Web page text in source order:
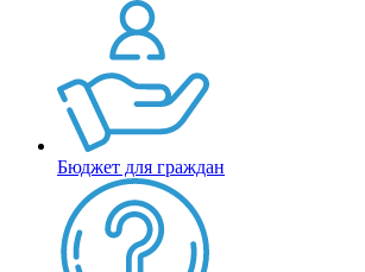
Бюджет для граждан